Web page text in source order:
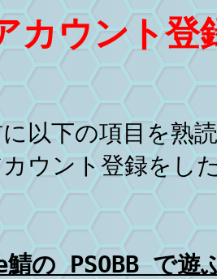
カウント
以下の項目を熟
ウント登録をし
鯖の PSOBB で遊